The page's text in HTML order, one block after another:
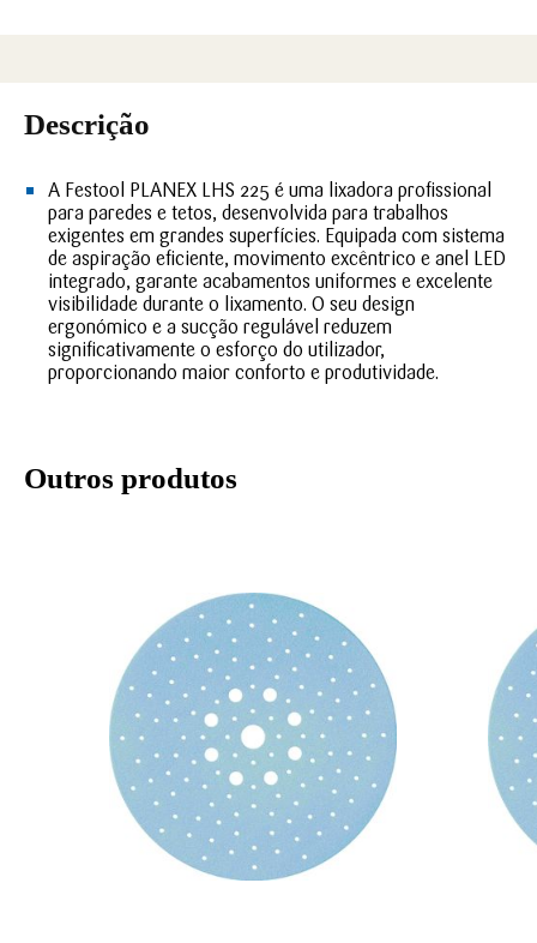
Descrição
A Festool PLANEX LHS 225 é uma lixadora profissional
para paredes e tetos, desenvolvida para trabalhos
exigentes em grandes superfícies. Equipada com sistema
de aspiração eficiente, movimento excêntrico e anel LED
integrado, garante acabamentos uniformes e excelente
visibilidade durante o lixamento. O seu design
ergonómico e a sucção regulável reduzem
significativamente o esforço do utilizador,
proporcionando maior conforto e produtividade.
Outros produtos